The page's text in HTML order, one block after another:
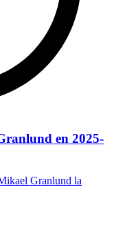
en 2025-
Granlund la